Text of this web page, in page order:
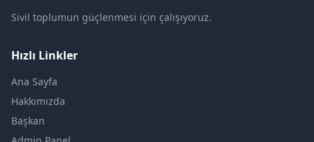
Sivil toplumun güçlenmesi için çalışıyoruz.
Hızlı Linkler
Ana Sayfa
Hakkımızda
Başkan